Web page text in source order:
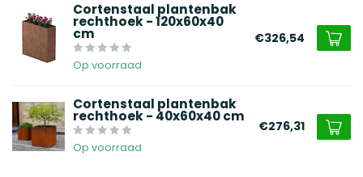
Cortenstaal plantenbak
rechthoek - 120x60x40
cm
Op voorraad
€326,54
Cortenstaal plantenbak
rechthoek - 40x60x40 cm
Op voorraad
€276,31